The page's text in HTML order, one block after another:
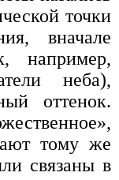
точки
вначале
например,
неба),
оттенок.
тому же
связаны в